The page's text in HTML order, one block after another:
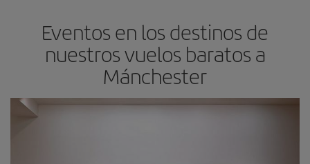
Eventos en los destinos de
nuestros vuelos baratos a
Mánchester